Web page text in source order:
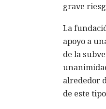
grave
La
apoyo a
de la
alrededor
de este